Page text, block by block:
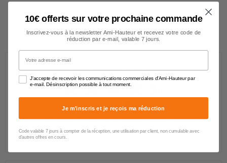
Pourquoi nous faire confiance ?
Des clients satisfaits
Les professionnels et particuliers saluent laqualité
de nos produits et notreaccompagnement.
10€ offerts sur votre prochaine commande
Inscrivez-vous à la newsletter Ami-Hauteur et recevez votre code de
réduction par e-mail, valable 7 jours.
Votre adresse e-mail
J'accepte de recevoir les communications commerciales d'Ami-Hauteur par
e-mail. Désinscription possible à tout moment.
Je m'inscris et je reçois ma réduction
Code valable 7 jours à compter de la réception, une utilisation par client, non cumulable avec
d'autres offres en cours.